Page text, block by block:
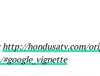
http://hondusatv.com/